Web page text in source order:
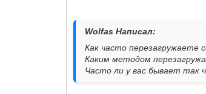
Wolfas Написал:
Как часто перезагружаете
Каким методом
Часто ли у вас бывает так